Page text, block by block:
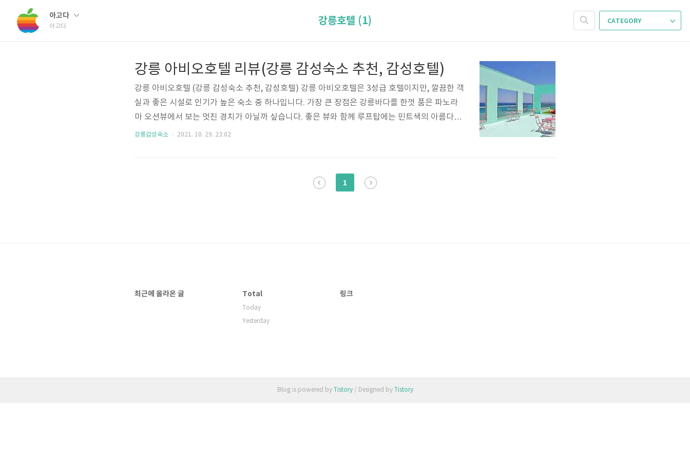
아고다
아고다
CATEGORY
강릉호텔 (1)
강릉 아비오호텔 리뷰(강릉 감성숙소 추천, 감성호텔)
강릉 아비오호텔 (강릉 감성숙소 추천, 감성호텔) 강릉 아비오호텔은 3성급 호텔이지만, 깔끔한 객
실과 좋은 시설로 인기가 높은 숙소 중 하나입니다. 가장 큰 장점은 강릉바다를 한껏 품은 파노라
마 오션뷰에서 보는 멋진 경치가 아닐까 싶습니다. 좋은 뷰와 함께 루프탑에는 민트색의 아름다운
느낌을 주는 딱 인스타 감성을 느낄 수 있는 공간과 함꼐, 1층에 있는 카페에서도 숲속안에 있는
도록하겠습니다. 강릉 아비오호텔 기본정보 체크인 3시, 체크아웃 11시 가격 9만원 ~ 39만원 주
강릉감성숙소 2021. 10. 29. 23:02
1
최근에 올라온 글 Total
Today
Yesterday
링크
Blog is powered by Tistory/ Designed by Tistory